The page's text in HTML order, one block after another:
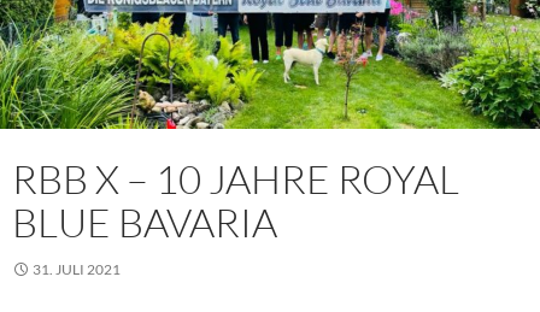
RBB X – 10 JAHRE ROYAL
BLUE BAVARIA
31. JULI 2021